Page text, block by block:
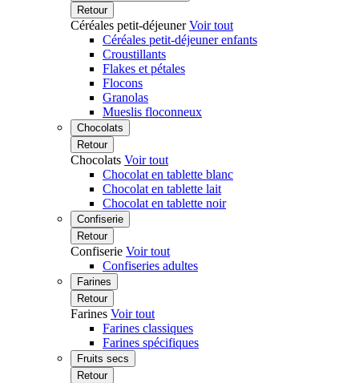
Retour
Céréales petit-déjeunerVoir tout
Céréales petit-déjeuner enfants
Croustillants
Flakes et pétales
Flocons
Granolas
Mueslis floconneux
Chocolats
Retour
Chocolats Voir tout
Chocolat en tablette blanc
Chocolat en tablette lait
Chocolat en tablette noir
Confiserie
Retour
Confiserie Voir tout
Confiseries adultes
Farines
Retour
Farines Voir tout
Farines classiques
Farines spécifiques
Fruits secs
Retour